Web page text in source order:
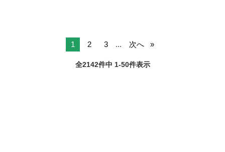
1 2 3 ... 次へ
全2142件中 1-50件表示